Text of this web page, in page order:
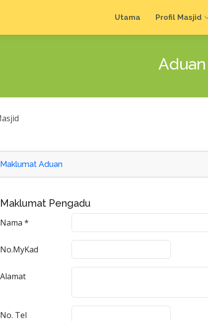
Utama Profil Masjid
Maklumat Aduan
Maklumat Pengadu
Nama *
No.MyKad
Alamat
No. Tel